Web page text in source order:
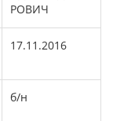
РОВИЧ
17.11.2016
б/н